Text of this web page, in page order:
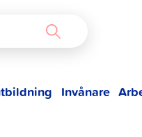
Invånare